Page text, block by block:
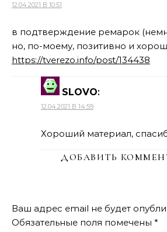
12.04.2021 В 10:51
в подтверждение ремарок
но, по-моему, позитивно и
https://tverezo.info/post/134438
SLOVO:
12.04.2021 В 14:59
Хороший материал,
ДОБАВИТЬ
Ваш адрес email не будет
Обязательные поля помечены *